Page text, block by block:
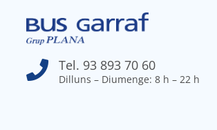
 Tel. 93 893 70 60
Dilluns – Diumenge: 8 h – 22 h